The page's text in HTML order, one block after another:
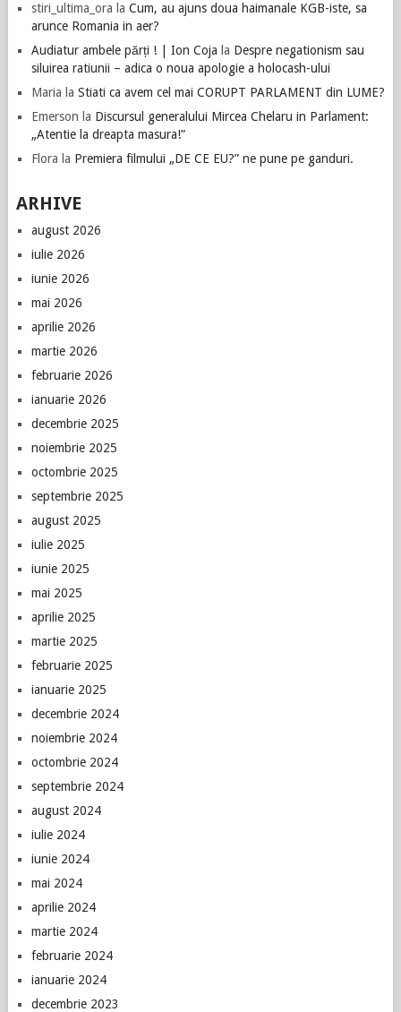
stiri_ultima_ora la Cum, au ajuns doua haimanale KGB-iste, sa
arunce Romania in aer?
Audiatur ambele părți ! | Ion Coja la Despre negationism sau
siluirea ratiunii – adica o noua apologie a holocash-ului
Maria la Stiati ca avem cel mai CORUPT PARLAMENT din LUME?
Emerson la Discursul generalului Mircea Chelaru in Parlament:
„Atentie la dreapta masura!”
Flora la Premiera filmului „DE CE EU?” ne pune pe ganduri.
ARHIVE
august 2026
iulie 2026
iunie 2026
mai 2026
aprilie 2026
martie 2026
februarie 2026
ianuarie 2026
decembrie 2025
noiembrie 2025
octombrie 2025
septembrie 2025
august 2025
iulie 2025
iunie 2025
mai 2025
aprilie 2025
martie 2025
februarie 2025
ianuarie 2025
decembrie 2024
noiembrie 2024
octombrie 2024
septembrie 2024
august 2024
iulie 2024
iunie 2024
mai 2024
aprilie 2024
martie 2024
februarie 2024
ianuarie 2024
decembrie 2023